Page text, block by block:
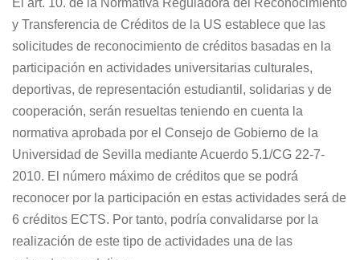
El art. 10. de la Normativa Reguladora del Reconocimiento
y Transferencia de Créditos de la US establece que las
solicitudes de reconocimiento de créditos basadas en la
participación en actividades universitarias culturales,
deportivas, de representación estudiantil, solidarias y de
cooperación, serán resueltas teniendo en cuenta la
normativa aprobada por el Consejo de Gobierno de la
Universidad de Sevilla mediante Acuerdo 5.1/CG 22-7-
2010. El número máximo de créditos que se podrá
reconocer por la participación en estas actividades será de
6 créditos ECTS. Por tanto, podría convalidarse por la
realización de este tipo de actividades una de las